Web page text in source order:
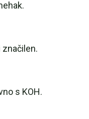
značilen.
s KOH.